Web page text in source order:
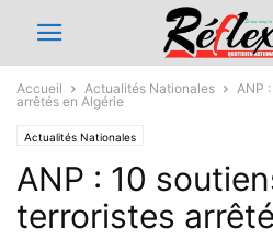
Accueil Actualités Nationales
ANP
arrêtés en Algérie
Actualités Nationales
ANP : 10
terroristes